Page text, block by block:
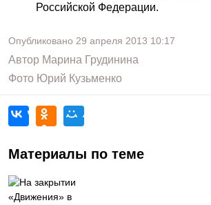
Российской Федерации.
Опубликовано 29 апреля 2013 10:17
Автор Марина Грудинина
Фото Юрий Кузьменко
Материалы по теме